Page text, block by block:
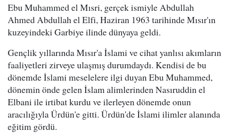
Ebu Muhammed el Mısri, gerçek ismiyle Abdullah
Ahmed Abdullah el Elfi, Haziran 1963 tarihinde Mısır'ın
kuzeyindeki Garbiye ilinde dünyaya geldi.
Gençlik yıllarında Mısır'a İslami ve cihat yanlısı akımların
faaliyetleri zirveye ulaşmış durumdaydı. Kendisi de bu
dönemde İslami meselelere ilgi duyan Ebu Muhammed,
dönemin önde gelen İslam alimlerinden Nasıruddin el
Elbani ile irtibat kurdu ve ilerleyen dönemde onun
aracılığıyla Ürdün'e gitti. Ürdün'de İslami ilimler alanında
eğitim gördü.